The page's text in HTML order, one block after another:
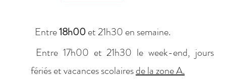
Entre18h00et 21h30 en semaine.
Entre 17h00 et 21h30 le week-end, jours
fériés et vacances scolairesde la zone A.